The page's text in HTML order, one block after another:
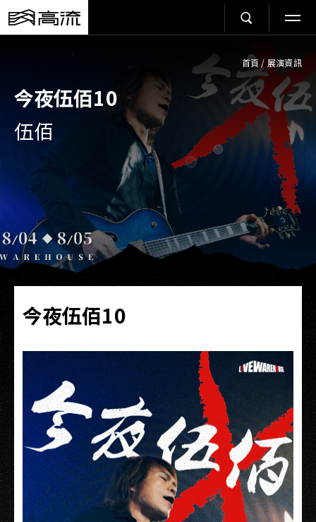
首頁 / 展演資訊
今夜伍佰10
伍佰
今夜伍佰10